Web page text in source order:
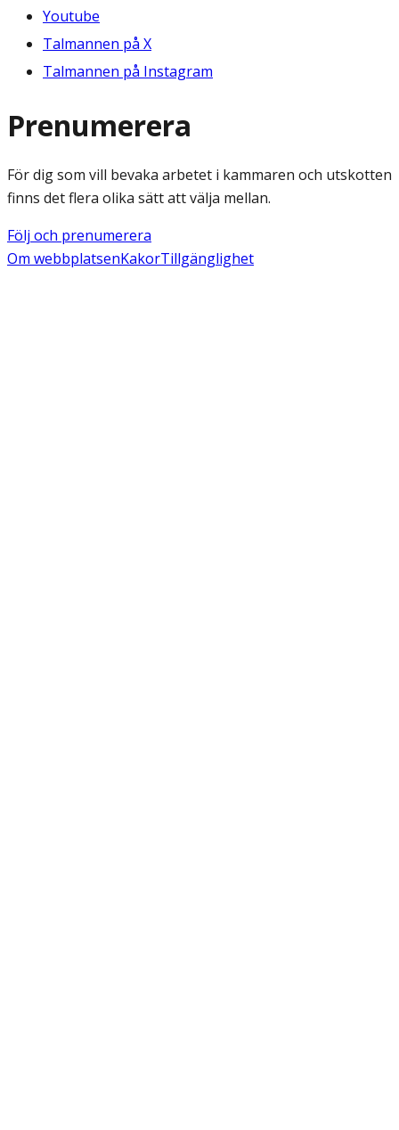
Youtube
Talmannen på X
Talmannen på Instagram
Prenumerera
För dig som vill bevaka arbetet i kammaren och utskotten
finns det flera olika sätt att välja mellan.
Följ och prenumerera
Om webbplatsenKakorTillgänglighet